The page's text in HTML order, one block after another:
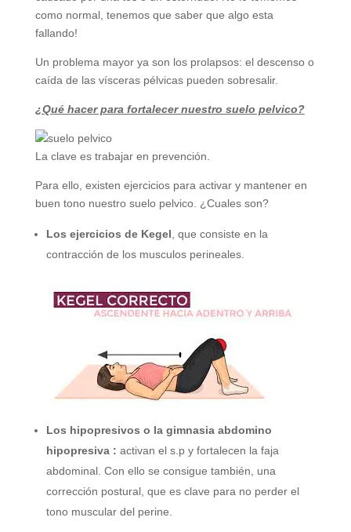
como normal, tenemos que saber que algo esta
fallando!
Un problema mayor ya son los prolapsos: el descenso o
caída de las vísceras pélvicas pueden sobresalir.
¿Qué hacer para fortalecer nuestro suelo pelvico?
La clave es trabajar en prevención.
Para ello, existen ejercicios para activar y mantener en
buen tono nuestro suelo pelvico. ¿Cuales son?
Los ejercicios de Kegel , que consiste en la
contracción de los musculos perineales.
Los hipopresivos o la gimnasia abdomino
hipopresiva : activan el s.p y fortalecen la faja
abdominal. Con ello se consigue también, una
corrección postural, que es clave para no perder el
tono muscular del perine.